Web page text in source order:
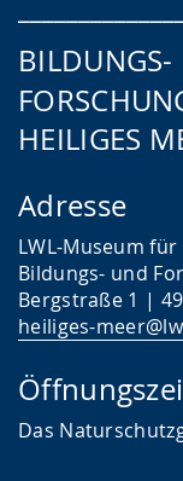
BILDUNGS-
HEILIGES
Adresse
LWL-Museum
Bildungs- und
Bergstraße 1 |
heiliges-
Das